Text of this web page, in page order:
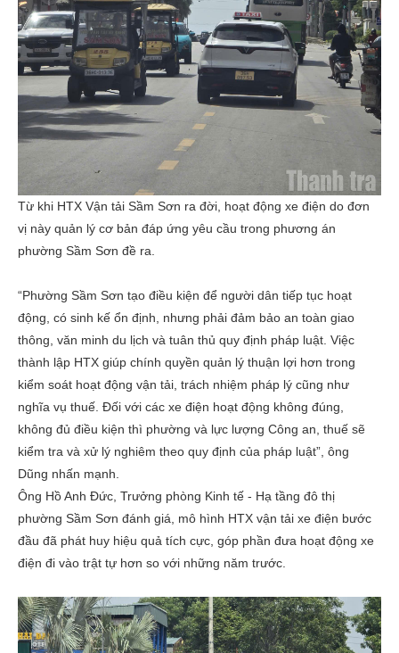
Từ khi HTX Vận tải Sầm Sơn ra đời, hoạt động xe điện do đơn
vị này quản lý cơ bản đáp ứng yêu cầu trong phương án
phường Sầm Sơn đề ra.
“Phường Sầm Sơn tạo điều kiện để người dân tiếp tục hoạt
động, có sinh kế ổn định, nhưng phải đảm bảo an toàn giao
thông, văn minh du lịch và tuân thủ quy định pháp luật. Việc
thành lập HTX giúp chính quyền quản lý thuận lợi hơn trong
kiểm soát hoạt động vận tải, trách nhiệm pháp lý cũng như
nghĩa vụ thuế. Đối với các xe điện hoạt động không đúng,
không đủ điều kiện thì phường và lực lượng Công an, thuế sẽ
kiểm tra và xử lý nghiêm theo quy định của pháp luật”, ông
Dũng nhấn mạnh.
Ông Hồ Anh Đức, Trưởng phòng Kinh tế - Hạ tầng đô thị
phường Sầm Sơn đánh giá, mô hình HTX vận tải xe điện bước
đầu đã phát huy hiệu quả tích cực, góp phần đưa hoạt động xe
điện đi vào trật tự hơn so với những năm trước.